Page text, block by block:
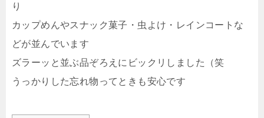
り
カップめんやスナック菓子・虫よけ・レインコートな
どが並んでいます
ズラーッと並ぶ品ぞろえにビックリしました（笑
うっかりした忘れ物ってときも安心です